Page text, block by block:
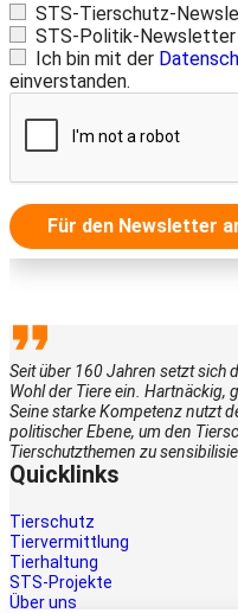
STS-Tierschutz-
STS-Politik-Newsletter
Ich bin mit der
einverstanden.
Für den Newsletter
Seit über 160 Jahren setzt sich
Wohl der Tiere ein. Hartnäckig,
Seine starke Kompetenz nutzt
politischer Ebene, um den
Tierschutzthemen zu
Quicklinks
Tierschutz
Tiervermittlung
Tierhaltung
STS-Projekte
Über uns